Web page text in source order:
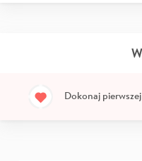
Dokonaj